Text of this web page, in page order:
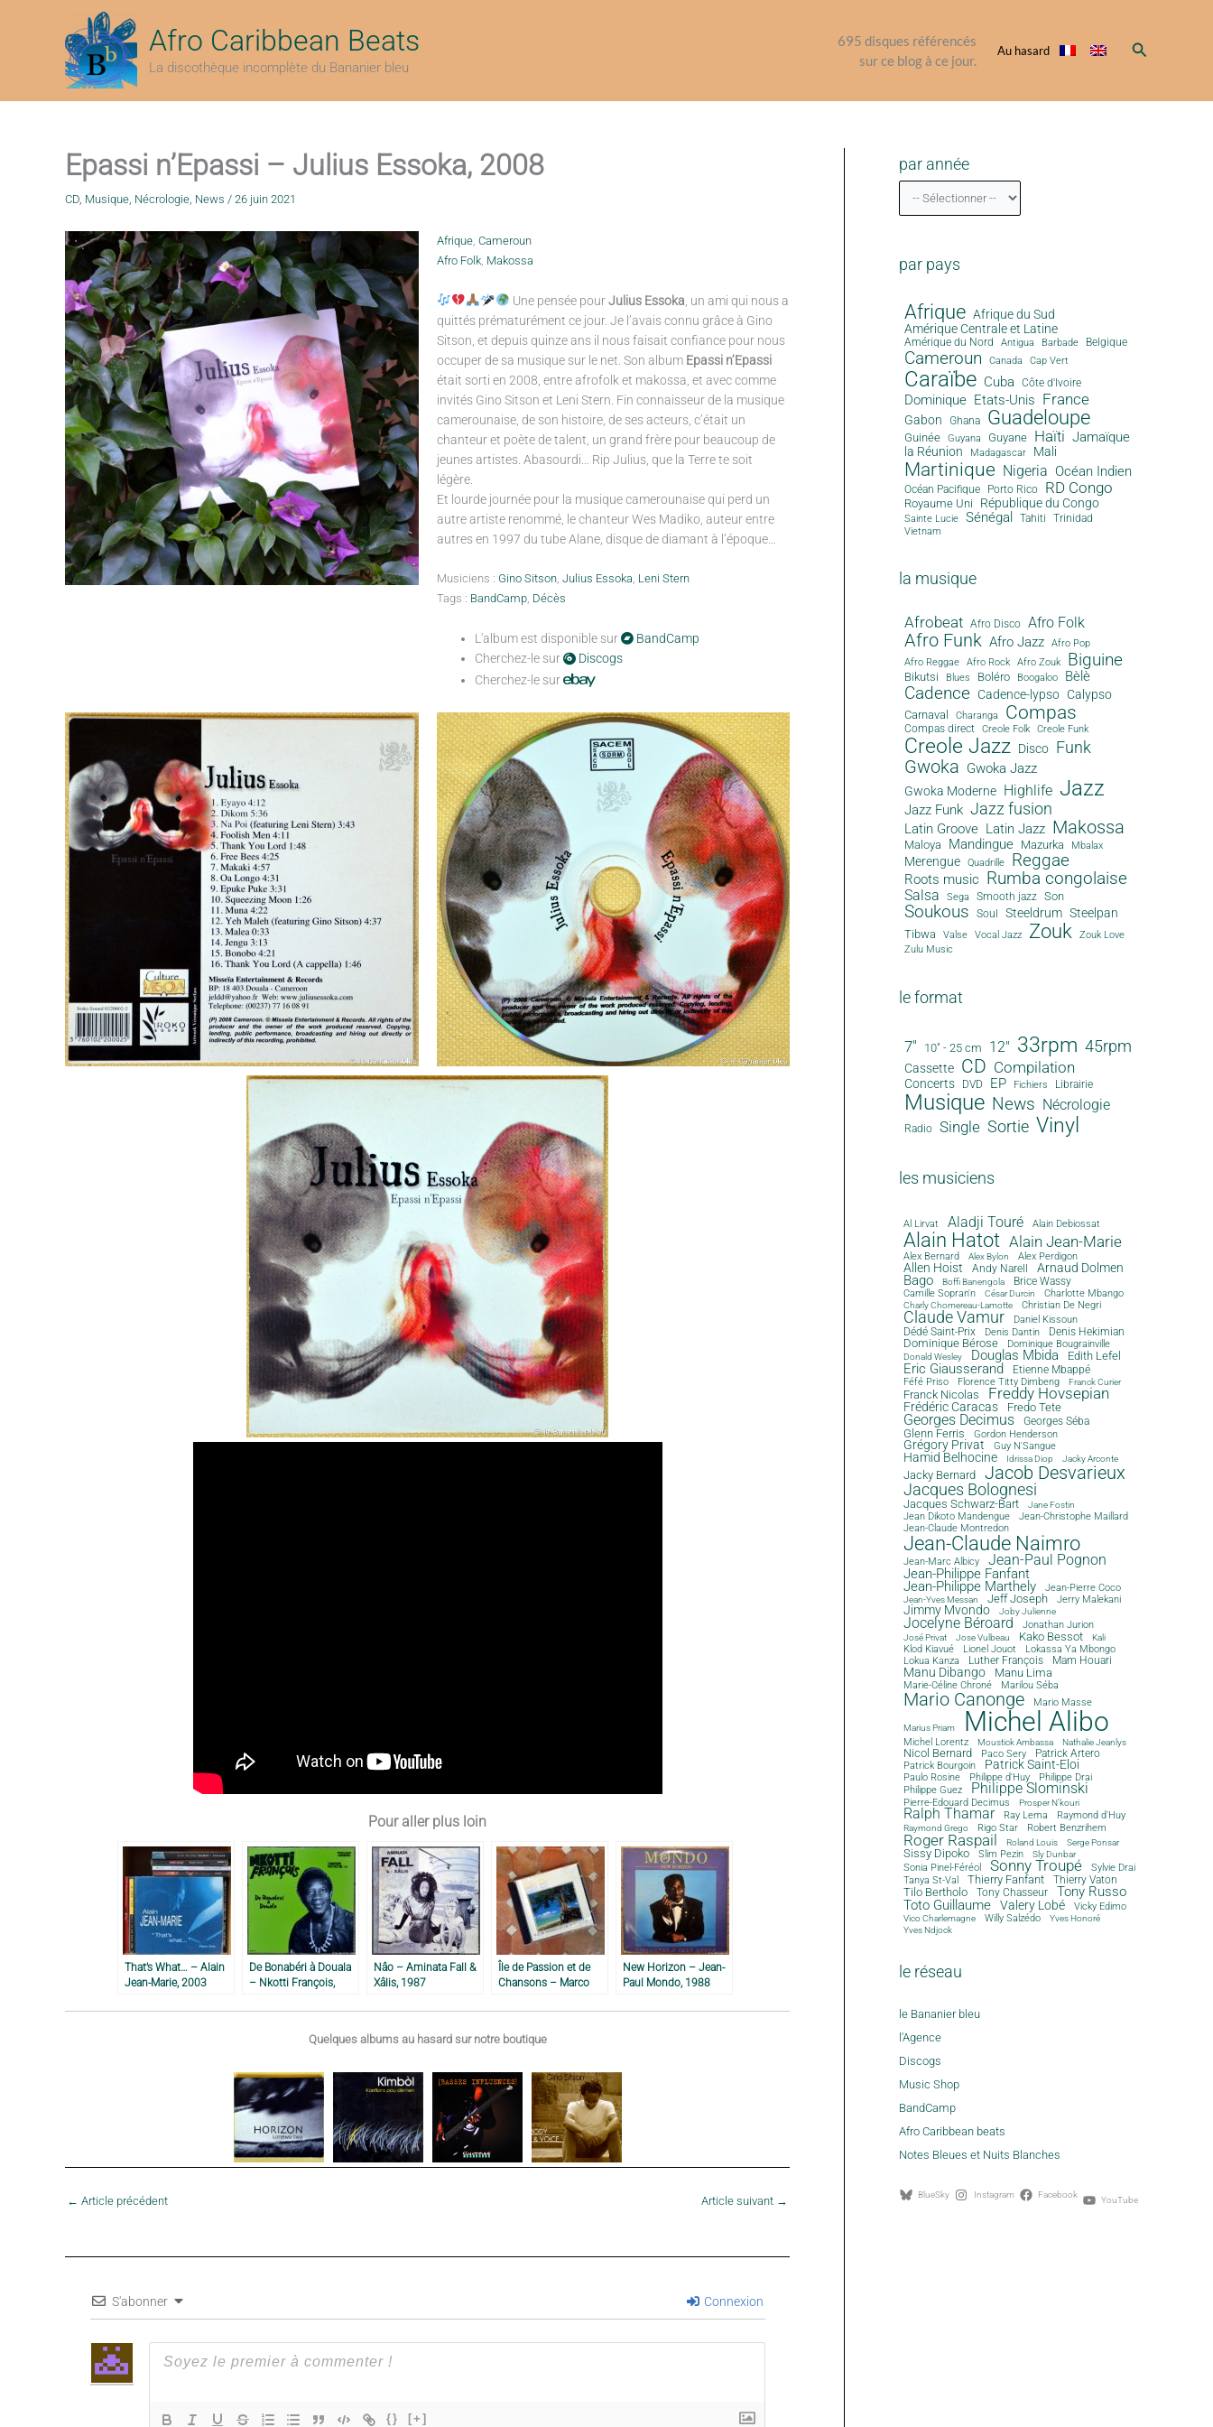
Afro Caribbean Beats
La discothèque incomplète du Bananier bleu
695 disques référencés
sur ce blog à ce jour.
Au hasard Rechercher
Epassi n’Epassi – Julius Essoka, 2008
CD, Musique, Nécrologie, News / 26 juin 2021
Afrique, Cameroun
Afro Folk, Makossa
Une pensée pourJulius Essoka , un ami qui nous a
quittés prématurément ce jour. Je l’avais connu grâce à Gino
Sitson, et depuis quinze ans il nous faisait confiance pour nous
occuper de sa musique sur le net. Son album Epassi n’Epassi
était sorti en 2008, entre afrofolk et makossa, et avec comme
invités Gino Sitson et Leni Stern. Fin connaisseur de la musique
camerounaise, de son histoire, de ses acteurs, c’était un
chanteur et poète de talent, un grand frère pour beaucoup de
jeunes artistes. Abasourdi… Rip Julius, que la Terre te soit
légère.
Et lourde journée pour la musique camerounaise qui perd un
autre artiste renommé, le chanteur Wes Madiko, auteur entre
autres en 1997 du tube Alane, disque de diamant à l’époque…
Musiciens : Gino Sitson, Julius Essoka, Leni Stern
Tags : BandCamp, Décès
L'album est disponible sur
BandCamp
Cherchez-le sur
Discogs
Cherchez-le sur
Pour aller plus loin
That’s What… – Alain
Jean-Marie, 2003
De Bonabéri à Douala
– Nkotti François,
Nâo – Aminata Fall &
Xâlis, 1987
Île de Passion et de
Chansons – Marco
New Horizon – Jean-
Paul Mondo, 1988
Quelques albums au hasard sur notre boutique
← Article précédent Article suivant →
S'abonner Connexion
{} [+]
par année
par pays
Afrique Afrique du Sud
Amérique Centrale et Latine
Amérique du Nord Antigua Barbade Belgique
Cameroun Canada Cap Vert
Caraïbe Cuba Côte d'Ivoire
Dominique Etats-Unis France
Gabon Ghana Guadeloupe
Guinée Guyana Guyane Haïti Jamaïque
la Réunion Madagascar Mali
Martinique Nigeria Océan Indien
Océan Pacifique Porto Rico RD Congo
Royaume Uni République du Congo
Sainte Lucie Sénégal Tahiti Trinidad
Vietnam
la musique
Afrobeat Afro Disco Afro Folk
Afro Funk Afro Jazz
Afro Pop
Afro Reggae
Afro Rock Afro Zouk Biguine
Bikutsi Blues Boléro Boogaloo Bèlè
Cadence Cadence-lypso Calypso
Carnaval Charanga Compas
Compas direct Creole Folk Creole Funk
Creole Jazz Disco Funk
Gwoka Gwoka Jazz
Gwoka Moderne Highlife Jazz
Jazz Funk Jazz fusion
Latin Groove Latin Jazz Makossa
Maloya Mandingue Mazurka Mbalax
Merengue Quadrille Reggae
Roots music Rumba congolaise
Salsa Sega Smooth jazz Son
Soukous Soul Steeldrum Steelpan
Tibwa Valse Vocal Jazz Zouk
Zouk Love
Zulu Music
le format
7" 10" - 25 cm 12" 33rpm 45rpm
Cassette CD Compilation
Concerts DVD EP Fichiers Librairie
Musique News Nécrologie
Radio Single Sortie Vinyl
les musiciens
Al Lirvat Aladji Touré Alain Debiossat
Alain Hatot Alain Jean-Marie
Alex Bernard Alex Bylon Alex Perdigon
Allen Hoist Andy Narell Arnaud Dolmen
Bago Boffi Banengola
Brice Wassy
Camille Sopran'n
César Durcin Charlotte Mbango
Charly Chomereau-Lamotte Christian De Negri
Claude Vamur Daniel Kissoun
Dédé Saint-Prix Denis Dantin Denis Hekimian
Dominique Bérose Dominique Bougrainville
Donald Wesley Douglas Mbida Edith Lefel
Eric Giausserand Etienne Mbappé
Féfé Priso Florence Titty Dimbeng Franck Curier
Franck Nicolas Freddy Hovsepian
Frédéric Caracas Fredo Tete
Georges Decimus Georges Séba
Glenn Ferris Gordon Henderson
Grégory Privat Guy N'Sangue
Hamid Belhocine Idrissa Diop Jacky Arconte
Jacky Bernard Jacob Desvarieux
Jacques Bolognesi
Jacques Schwarz-Bart Jane Fostin
Jean Dikoto Mandengue
Jean-Christophe Maillard
Jean-Claude Montredon
Jean-Claude Naimro
Jean-Marc Albicy Jean-Paul Pognon
Jean-Philippe Fanfant
Jean-Philippe Marthely Jean-Pierre Coco
Jean-Yves Messan Jeff Joseph Jerry Malekani
Jimmy Mvondo Joby Julienne
Jocelyne Béroard Jonathan Jurion
José Privat Jose Vulbeau Kako Bessot Kali
Klod Kiavué Lionel Jouot
Lokassa Ya Mbongo
Lokua Kanza
Luther François Mam Houari
Manu Dibango Manu Lima
Marie-Céline Chroné Marilou Séba
Mario Canonge Mario Masse
Marius Priam Michel Alibo
Michel Lorentz Moustick Ambassa Nathalie Jeanlys
Nicol Bernard Paco Sery
Patrick Artero
Patrick Bourgoin
Patrick Saint-Eloi
Paulo Rosine Philippe d'Huy
Philippe Drai
Philippe Guez
Philippe Slominski
Pierre-Edouard Decimus Prosper N'kouri
Ralph Thamar Ray Lema Raymond d'Huy
Raymond Grego Rigo Star Robert Benzrihem
Roger Raspail Roland Louis Serge Ponsar
Sissy Dipoko Slim Pezin Sly Dunbar
Sonia Pinel-Féréol Sonny Troupé Sylvie Drai
Tanya St-Val Thierry Fanfant Thierry Vaton
Tilo Bertholo Tony Chasseur
Tony Russo
Toto Guillaume
Valery Lobé Vicky Edimo
Vico Charlemagne Willy Salzédo
Yves Honoré
Yves Ndjock
le réseau
le Bananier bleu
l'Agence
Discogs
Music Shop
BandCamp
Afro Caribbean beats
Notes Bleues et Nuits Blanches
BlueSky Instagram Facebook YouTube